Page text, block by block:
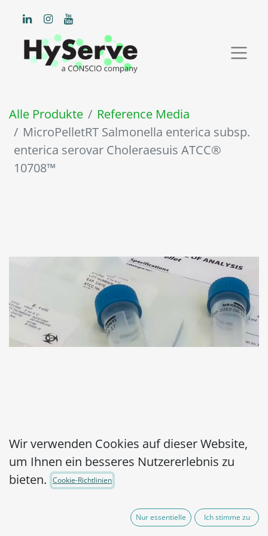
Alle Produkte
Reference Media
MicroPelletRT Salmonella enterica subsp.
enterica serovar Choleraesuis ATCC®
10708™
MicroPelletRT
Salmonella enterica
subsp. enterica serovar
Choleraesuis ATCC®
Wir verwenden Cookies auf dieser Website,
um Ihnen ein besseres Nutzererlebnis zu
bieten.
Cookie-Richtlinien
Nur essentielle Ich stimme zu